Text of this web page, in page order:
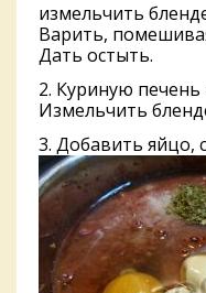
измельчить
Варить,
Дать остыть.
2. Куриную
Измельчить
3. Добавить яйцо,